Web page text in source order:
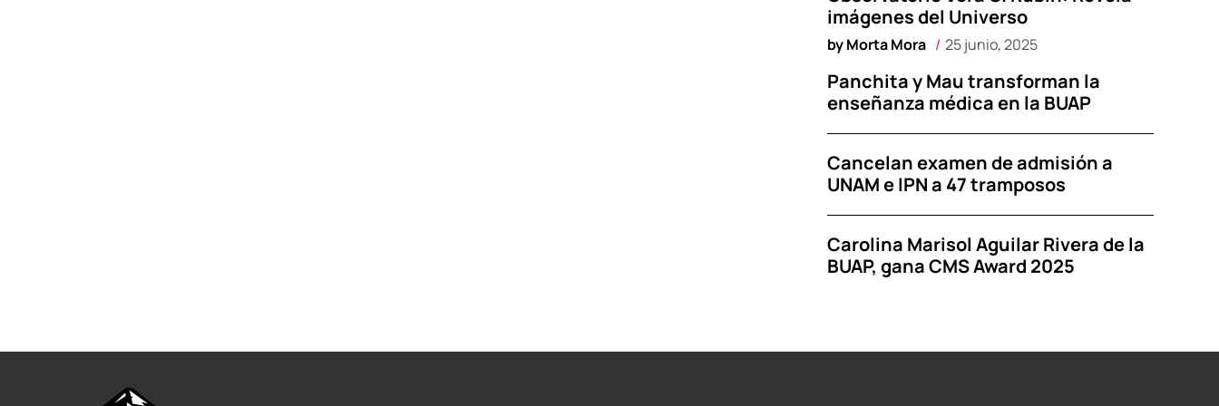
imágenes del Universo
byMorta Mora 25 junio, 2025
Panchita y Mau transforman la
enseñanza médica en la BUAP
Cancelan examen de admisión a
UNAM e IPN a 47 tramposos
Carolina Marisol Aguilar Rivera de la
BUAP, gana CMS Award 2025